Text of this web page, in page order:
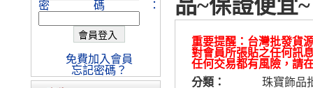
品~保證便宜~
重要提醒：台灣批發貨
對會員所張貼之任何訊
任何交易都有風險，請
分類：
珠寶飾品
密碼：
免費加入會員
忘記密碼？